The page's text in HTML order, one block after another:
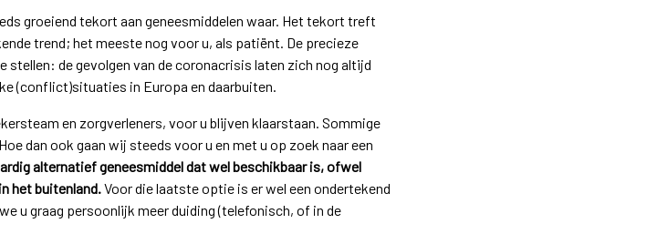
groeiend tekort aan geneesmiddelen waar. Het tekort treft
trend; het meeste nog voor u, als patiënt. De precieze
de gevolgen van de coronacrisis laten zich nog altijd
(conflict)situaties in Europa en daarbuiten.
en zorgverleners, voor u blijven klaarstaan. Sommige
dan ook gaan wij steeds voor u en met u op zoek naar een
alternatief geneesmiddel dat wel beschikbaar is, ofwel
het buitenland.Voor die laatste optie is er wel een ondertekend
u graag persoonlijk meer duiding (telefonisch, of in de